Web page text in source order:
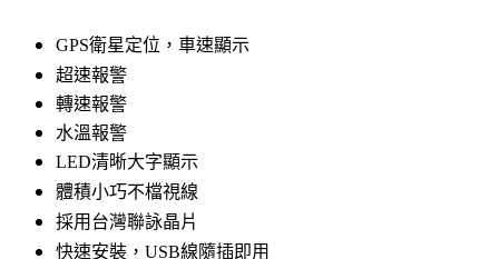
GPS衛星定位，車速顯示
超速報警
轉速報警
水溫報警
LED清晰大字顯示
體積小巧不檔視線
採用台灣聯詠晶片
快速安裝，USB線隨插即用